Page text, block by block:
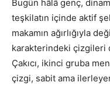
Bugün hâlâ genç,
teşkilatın içinde aktif
makamın ağırlığıyla
karakterindeki çizgileri
Çakıcı, ikinci gruba
çizgi, sabit ama